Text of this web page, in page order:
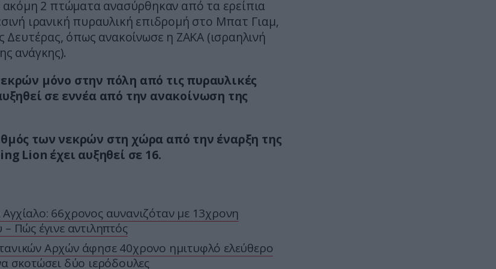
ακόμη 2 πτώματα ανασύρθηκαν από τα ερείπια
ιρανική πυραυλική επιδρομή στο Μπατ Γιαμ,
Δευτέρας, όπως ανακοίνωσε η ZAKA (ισραηλινή
ανάγκης).
μόνο στην πόλη από τις πυραυλικές
σε εννέα από την ανακοίνωση της
των νεκρών στη χώρα από την έναρξη της
Lion έχει αυξηθεί σε 16.
66χρονος αυνανιζόταν με 13χρονη
– Πώς έγινε αντιληπτός
Αρχών άφησε 40χρονο ημιτυφλό ελεύθερο
σκοτώσει δύο ιερόδουλες